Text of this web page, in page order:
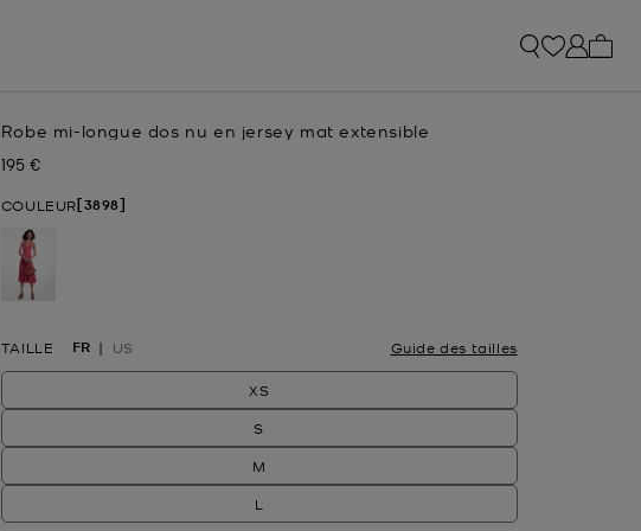
Robe mi-longue dos nu en jersey mat extensible
Prix actuel
195 €
COULEUR[3898]
TAILLE FR US Guide des tailles
XS
S
M
L